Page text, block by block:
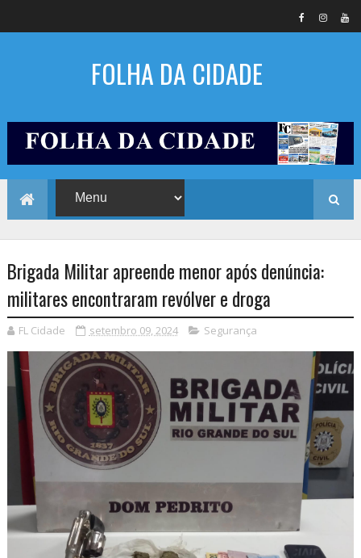
FOLHA DA CIDADE
Brigada Militar apreende menor após denúncia:
militares encontraram revólver e droga
FL Cidade setembro 09, 2024 Segurança